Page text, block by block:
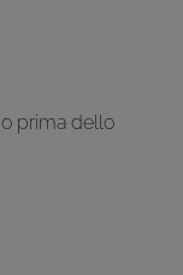
prima dello